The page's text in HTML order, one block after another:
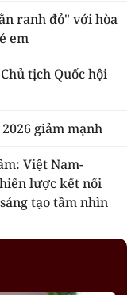
ranh đỏ" với hòa
em
tịch Quốc hội
giảm mạnh
Việt Nam-
lược kết nối
tạo tầm nhìn